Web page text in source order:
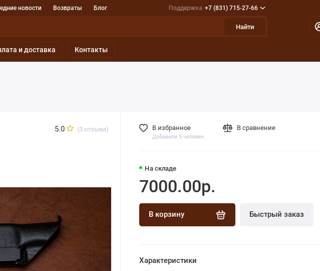
новости Возвраты Блог Поддержка +7 (831) 715-27-66
Найти
и доставка Контакты
5.0 (3 отзыва)
На складе
7000.00р.
В корзину Быстрый заказ
В избранное
Добавили 5 человек
В сравнение
Характеристики